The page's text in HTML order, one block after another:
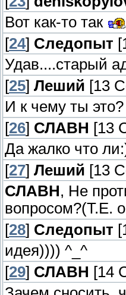
Вот как-то так
[24] Следопыт
Удав....старый
[25] Леший [13
И к чему ты
[26] СЛАВН [13
Да жалко что
[27] Леший [13
СЛАВН, Не
вопросом?(Т.Е.
[28] Следопыт
идея)))) ^_^
[29] СЛАВН [14